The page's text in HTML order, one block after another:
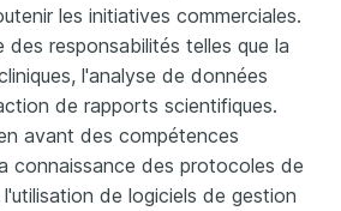
les initiatives commerciales.
des responsabilités telles que la
l'analyse de données
de rapports scientifiques.
avant des compétences
connaissance des protocoles de
de logiciels de gestion